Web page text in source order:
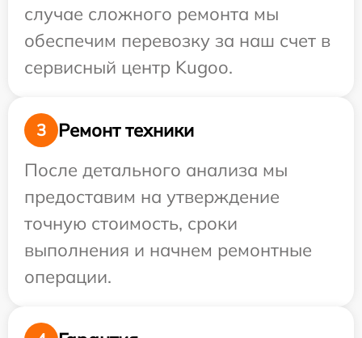
случае сложного ремонта мы
обеспечим перевозку за наш счет в
сервисный центр Kugoo.
3
Ремонт техники
После детального анализа мы
предоставим на утверждение
точную стоимость, сроки
выполнения и начнем ремонтные
операции.